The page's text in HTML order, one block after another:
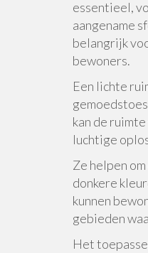
essentieel,
aangename
belangrijk
bewoners.
Een lichte
kan de
luchtige
Ze helpen
donkere
kunnen
gebieden
Het